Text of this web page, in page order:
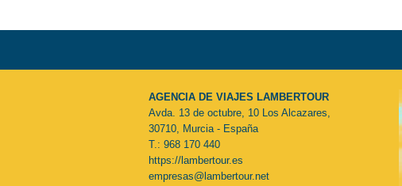
AGENCIA DE VIAJES LAMBERTOUR
Avda. 13 de octubre, 10 Los Alcazares,
30710, Murcia - España
T.: 968 170 440
https://lambertour.es
empresas@lambertour.net